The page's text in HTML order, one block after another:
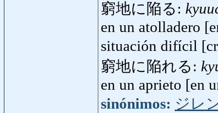
窮地に陥る:
en un atolladero
situación difícil
窮地に陥れる:
en un aprieto [en
sinónimos: ジレ